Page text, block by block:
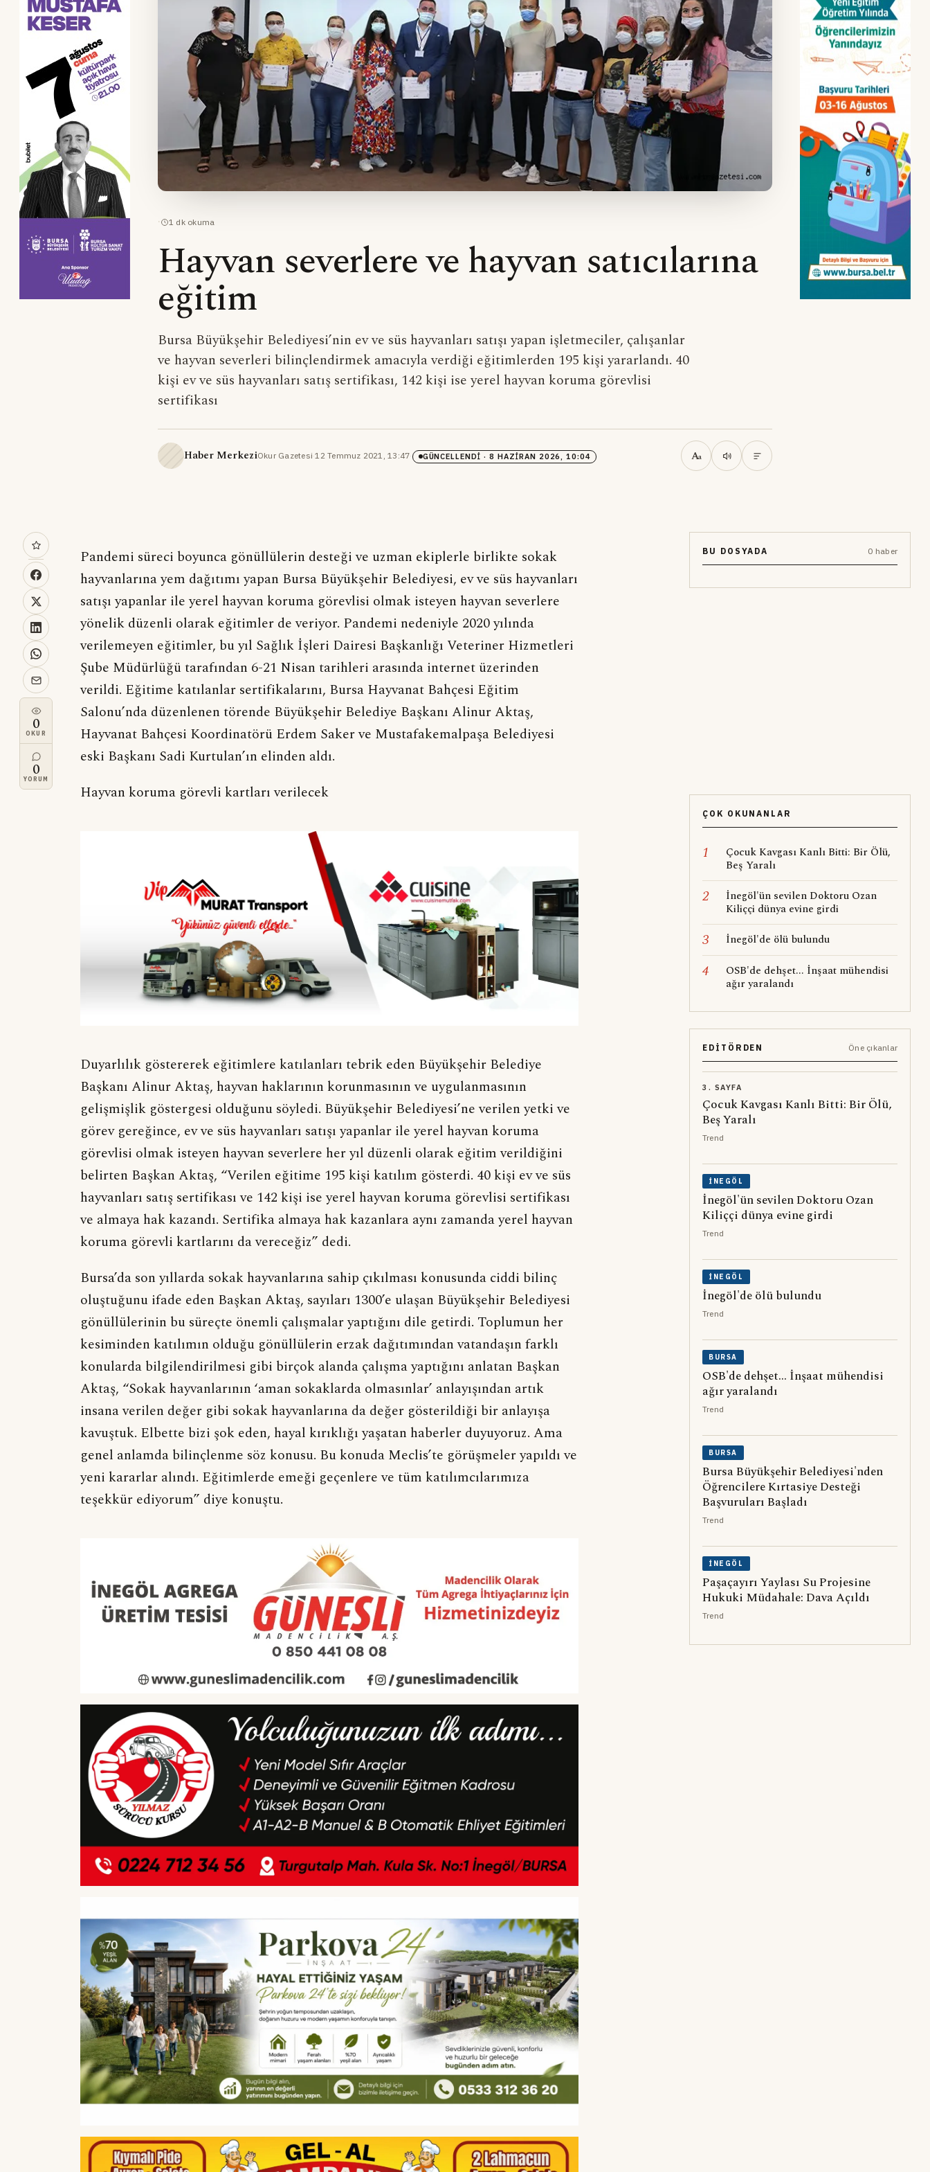
· 1 dk okuma
Hayvan severlere ve hayvan satıcılarına
eğitim
Bursa Büyükşehir Belediyesi’nin ev ve süs hayvanları satışı yapan işletmeciler, çalışanlar
ve hayvan severleri bilinçlendirmek amacıyla verdiği eğitimlerden 195 kişi yararlandı. 40
kişi ev ve süs hayvanları satış sertifikası, 142 kişi ise yerel hayvan koruma görevlisi
sertifikası
Haber MerkeziOkur Gazetesi·12 Temmuz 2021, 13:47· GÜNCELLENDI · 8 HAZIRAN 2026, 10:04 Aa
0
OKUR
0
YORUM
Pandemi süreci boyunca gönüllülerin desteği ve uzman ekiplerle birlikte sokak
hayvanlarına yem dağıtımı yapan Bursa Büyükşehir Belediyesi, ev ve süs hayvanları
satışı yapanlar ile yerel hayvan koruma görevlisi olmak isteyen hayvan severlere
yönelik düzenli olarak eğitimler de veriyor. Pandemi nedeniyle 2020 yılında
verilemeyen eğitimler, bu yıl Sağlık İşleri Dairesi Başkanlığı Veteriner Hizmetleri
Şube Müdürlüğü tarafından 6-21 Nisan tarihleri arasında internet üzerinden
verildi. Eğitime katılanlar sertifikalarını, Bursa Hayvanat Bahçesi Eğitim
Salonu’nda düzenlenen törende Büyükşehir Belediye Başkanı Alinur Aktaş,
Hayvanat Bahçesi Koordinatörü Erdem Saker ve Mustafakemalpaşa Belediyesi
eski Başkanı Sadi Kurtulan’ın elinden aldı.
Hayvan koruma görevli kartları verilecek
Duyarlılık göstererek eğitimlere katılanları tebrik eden Büyükşehir Belediye
Başkanı Alinur Aktaş, hayvan haklarının korunmasının ve uygulanmasının
gelişmişlik göstergesi olduğunu söyledi. Büyükşehir Belediyesi’ne verilen yetki ve
görev gereğince, ev ve süs hayvanları satışı yapanlar ile yerel hayvan koruma
görevlisi olmak isteyen hayvan severlere her yıl düzenli olarak eğitim verildiğini
belirten Başkan Aktaş, “Verilen eğitime 195 kişi katılım gösterdi. 40 kişi ev ve süs
hayvanları satış sertifikası ve 142 kişi ise yerel hayvan koruma görevlisi sertifikası
ve almaya hak kazandı. Sertifika almaya hak kazanlara aynı zamanda yerel hayvan
koruma görevli kartlarını da vereceğiz” dedi.
Bursa’da son yıllarda sokak hayvanlarına sahip çıkılması konusunda ciddi bilinç
oluştuğunu ifade eden Başkan Aktaş, sayıları 1300’e ulaşan Büyükşehir Belediyesi
gönüllülerinin bu süreçte önemli çalışmalar yaptığını dile getirdi. Toplumun her
kesiminden katılımın olduğu gönüllülerin erzak dağıtımından vatandaşın farklı
konularda bilgilendirilmesi gibi birçok alanda çalışma yaptığını anlatan Başkan
Aktaş, “Sokak hayvanlarının ‘aman sokaklarda olmasınlar’ anlayışından artık
insana verilen değer gibi sokak hayvanlarına da değer gösterildiği bir anlayışa
kavuştuk. Elbette bizi şok eden, hayal kırıklığı yaşatan haberler duyuyoruz. Ama
genel anlamda bilinçlenme söz konusu. Bu konuda Meclis’te görüşmeler yapıldı ve
yeni kararlar alındı. Eğitimlerde emeği geçenlere ve tüm katılımcılarımıza
teşekkür ediyorum” diye konuştu.
BU DOSYADA 0 haber
ÇOK OKUNANLAR
1
Çocuk Kavgası Kanlı Bitti: Bir Ölü,
Beş Yaralı
2
İnegöl'ün sevilen Doktoru Ozan
Kiliççi dünya evine girdi
3 İnegöl'de ölü bulundu
4
OSB'de dehşet... İnşaat mühendisi
ağır yaralandı
EDITÖRDEN Öne çıkanlar
3. SAYFA
Çocuk Kavgası Kanlı Bitti: Bir Ölü,
Beş Yaralı
Trend
İNEGÖL
İnegöl'ün sevilen Doktoru Ozan
Kiliççi dünya evine girdi
Trend
İNEGÖL
İnegöl'de ölü bulundu
Trend
BURSA
OSB'de dehşet... İnşaat mühendisi
ağır yaralandı
Trend
BURSA
Bursa Büyükşehir Belediyesi'nden
Öğrencilere Kırtasiye Desteği
Başvuruları Başladı
Trend
İNEGÖL
Paşaçayırı Yaylası Su Projesine
Hukuki Müdahale: Dava Açıldı
Trend